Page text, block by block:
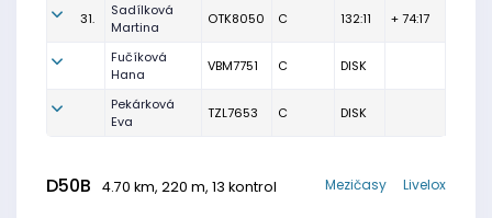
31.
Sadílková
Martina
OTK8050 C 132:11 + 74:17
Fučíková
Hana
VBM7751 C DISK
Pekárková
Eva
TZL7653 C DISK
D50B 4.70 km, 220 m, 13 kontrol Livelox
Mezičasy